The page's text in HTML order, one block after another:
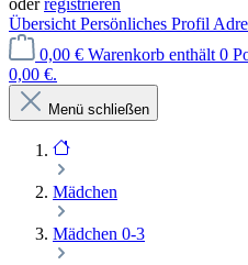
oderregistrieren
Übersicht Persönliches Profil
0,00 € Warenkorb enthält 0
0,00 €.
Menü schließen
Mädchen
Mädchen 0-3